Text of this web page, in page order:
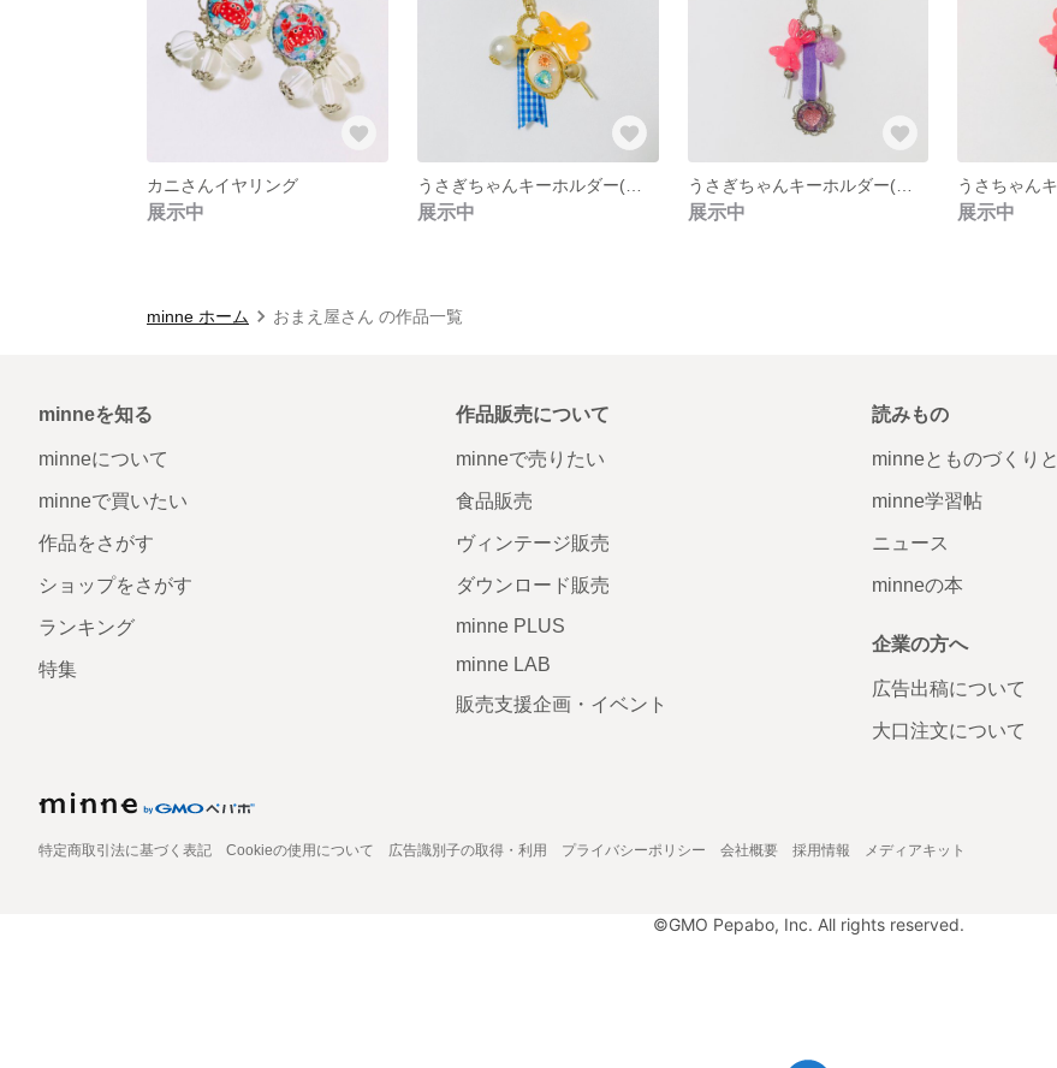
カニさんイヤリング
展示中
うさぎちゃんキーホルダー(オレンジ×ブルー)
展示中
うさぎちゃんキーホルダー(ピンク×パープル)
展示中 展示中
minne ホーム おまえ屋さん の作品一覧
minneを知る
minneについて
minneで買いたい
作品をさがす
ショップをさがす
ランキング
特集
作品販売について
minneで売りたい
食品販売
ヴィンテージ販売
ダウンロード販売
minne PLUS
minne LAB
販売支援企画・イベント
読みもの
minneとものづくりと
minne学習帖
ニュース
minneの本
企業の方へ
広告出稿について
大口注文について
特定商取引法に基づく表記 Cookieの使用について 広告識別子の取得・利用 プライバシーポリシー 会社概要 採用情報 メディアキット
©GMO Pepabo, Inc. All rights reserved.